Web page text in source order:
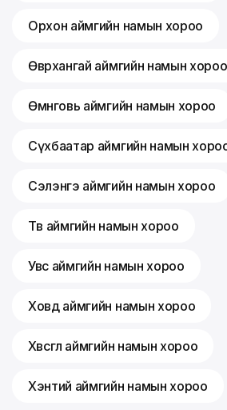
Орхон аймгийн намын хороо
Өвөрхангай аймгийн намын хороо
Өмнөговь аймгийн намын хороо
Сүхбаатар аймгийн намын
Сэлэнгэ аймгийн намын хороо
Төв аймгийн намын хороо
Увс аймгийн намын хороо
Ховд аймгийн намын хороо
Хөвсгөл аймгийн намын хороо
Хэнтий аймгийн намын хороо